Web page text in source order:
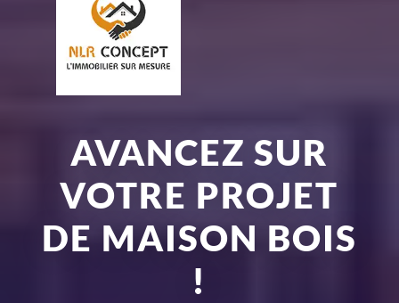
AVANCEZ SUR
VOTRE PROJET
DE MAISON BOIS
!